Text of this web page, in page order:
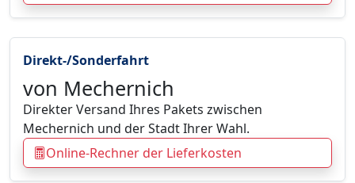
Direkt-/Sonderfahrt
von Mechernich
Direkter Versand Ihres Pakets zwischen
Mechernich und der Stadt Ihrer Wahl.
Online-Rechner der Lieferkosten